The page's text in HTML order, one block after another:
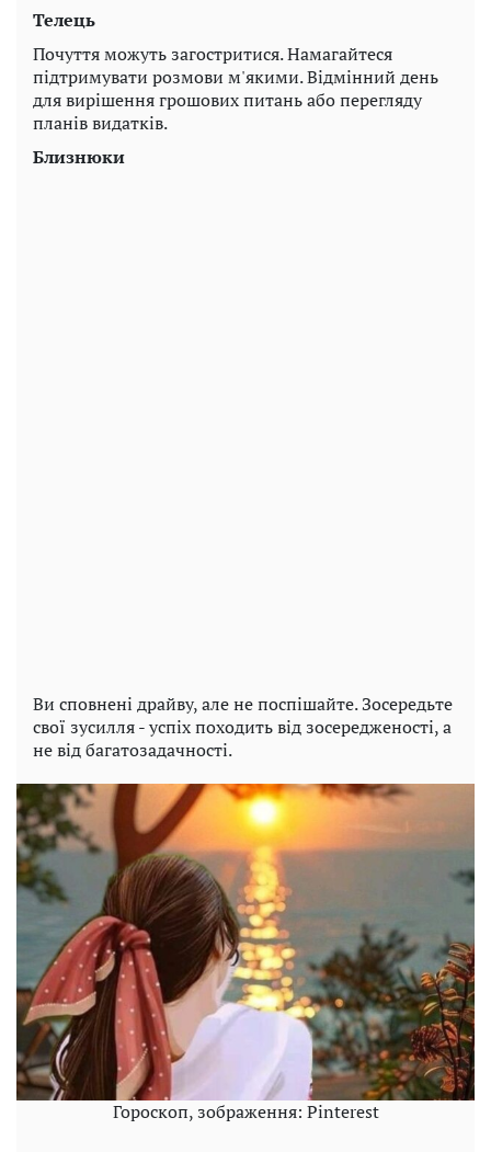
Телець
Почуття можуть загостритися. Намагайтеся
підтримувати розмови м'якими. Відмінний день
для вирішення грошових питань або перегляду
планів видатків.
Близнюки
Ви сповнені драйву, але не поспішайте. Зосередьте
свої зусилля - успіх походить від зосередженості, а
не від багатозадачності.
Гороскоп, зображення: Pinterest